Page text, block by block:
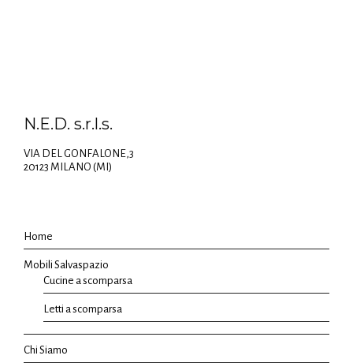
N.E.D. s.r.l.s.
VIA DEL GONFALONE,3
20123 MILANO (MI)
Home
Mobili Salvaspazio
Cucine a scomparsa
Letti a scomparsa
Chi Siamo